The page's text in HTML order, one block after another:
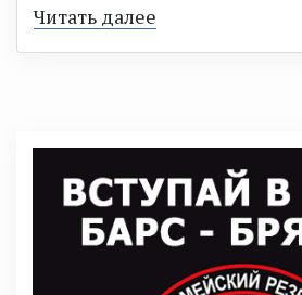
Читать далее